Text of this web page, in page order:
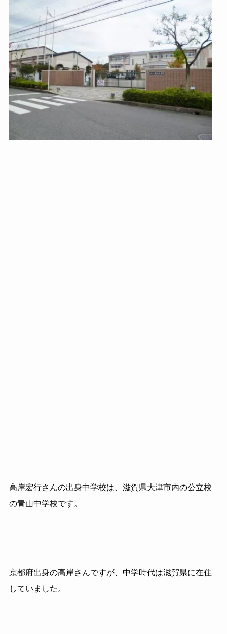
高岸宏行さんの出身中学校は、滋賀県大津市内の公立校
の青山中学校です。
京都府出身の高岸さんですが、中学時代は滋賀県に在住
していました。